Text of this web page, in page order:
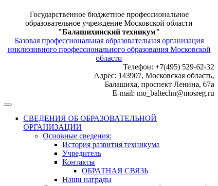
Государственное бюджетное профессиональное
образовательное учреждение Московской области
"Балашихинский техникум"
Базовая профессиональная образовательная организация
инклюзивного профессионального образования Московской
области
Телефон: +7(495) 529-62-32
Адрес: 143907, Московская область,
Балашиха, проспект Ленина, 67а
E-mail: mo_baltechn@mosreg.ru
СВЕДЕНИЯ ОБ ОБРАЗОВАТЕЛЬНОЙ
ОРГАНИЗАЦИИ
Основные сведения:
История развития техникума
Учредитель
Контакты
ОБРАТНАЯ СВЯЗЬ
Наши награды